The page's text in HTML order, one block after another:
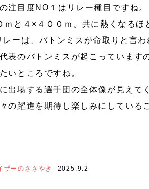
注目度NO１はリレー種目ですね。
ｍと４×４００ｍ、共に熱くなるほ
ーは、バトンミスが命取りと言わ
表のバトンミスが起こっていま
いところですね。
出場する選手団の全体像が見えて
の躍進を期待し楽しみにしている
ザーのささやき 2025.9.2